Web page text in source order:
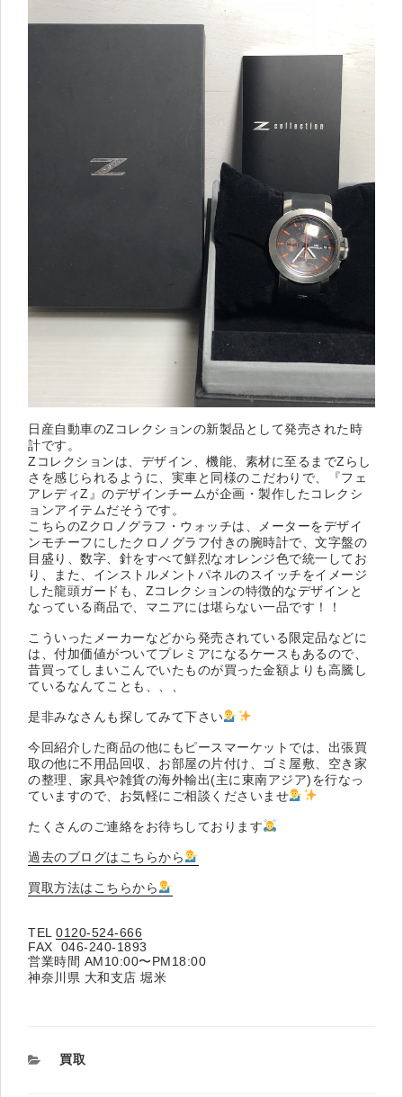
日産自動車のZコレクションの新製品として発売された時
計です。
Zコレクションは、デザイン、機能、素材に至るまでZらし
さを感じられるように、実車と同様のこだわりで、『フェ
アレディZ』のデザインチームが企画・製作したコレクシ
ョンアイテムだそうです。
こちらのZクロノグラフ・ウォッチは、メーターをデザイ
ンモチーフにしたクロノグラフ付きの腕時計で、文字盤の
目盛り、数字、針をすべて鮮烈なオレンジ色で統一してお
り、また、インストルメントパネルのスイッチをイメージ
した龍頭ガードも、Zコレクションの特徴的なデザインと
なっている商品で、マニアには堪らない一品です！！
こういったメーカーなどから発売されている限定品などに
は、付加価値がついてプレミアになるケースもあるので、
昔買ってしまいこんでいたものが買った金額よりも高騰し
ているなんてことも、、、
是非みなさんも探してみて下さい
今回紹介した商品の他にもピースマーケットでは、出張買
取の他に不用品回収、お部屋の片付け、ゴミ屋敷、空き家
の整理、家具や雑貨の海外輸出(主に東南アジア)を行なっ
ていますので、お気軽にご相談くださいませ
たくさんのご連絡をお待ちしております
過去のブログはこちらから
買取方法はこちらから
TEL 0120-524-666
FAX ‭ 046-240-1893‬
営業時間 AM10:00〜PM18:00
神奈川県 大和支店 堀米
カ
買取